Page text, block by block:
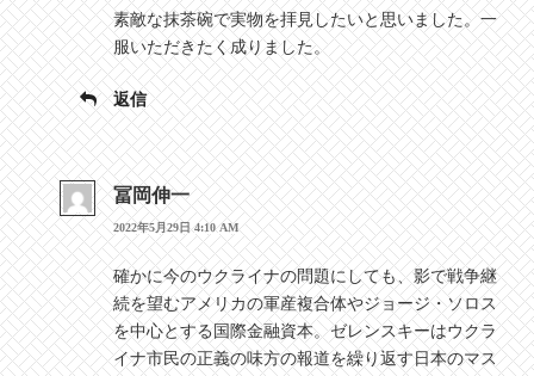
素敵な抹茶碗で実物を拝見したいと思いました。一
服いただきたく成りました。
返信
冨岡伸一
2022年5月29日 4:10 AM
確かに今のウクライナの問題にしても、影で戦争継
続を望むアメリカの軍産複合体やジョージ・ソロス
を中心とする国際金融資本。ゼレンスキーはウクラ
イナ市民の正義の味方の報道を繰り返す日本のマス